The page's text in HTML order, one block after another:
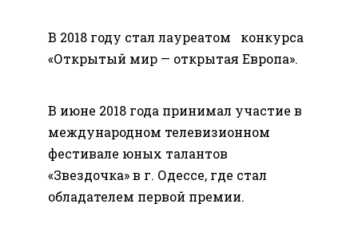
В 2018 году стал лауреатом конкурса
«Открытый мир — открытая Европа».
В июне 2018 года принимал участие в
международном телевизионном
фестивале юных талантов
«Звездочка» в г. Одессе, где стал
обладателем первой премии.